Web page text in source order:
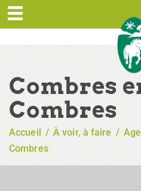
Combres
Combres
Accueil / À voir, à faire /
Combres